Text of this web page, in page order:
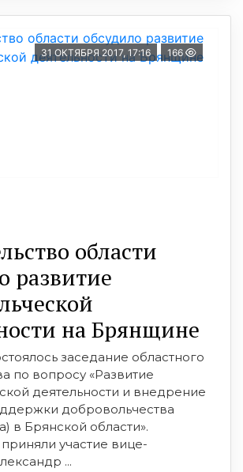
31 ОКТЯБРЯ 2017, 17:16 166
области
развитие
на Брянщине
заседание областного
по вопросу «Развитие
деятельности и внедрение
добровольчества
в Брянской области».
участие вице-
...